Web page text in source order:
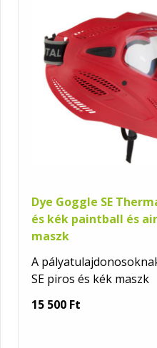
Dye Goggle SE
és kék paintball és
maszk
A
SE piros és kék maszk
15 500 Ft